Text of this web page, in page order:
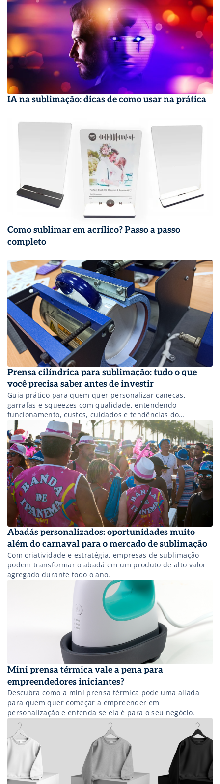
IA na sublimação: dicas de como usar na prática
Como sublimar em acrílico? Passo a passo
completo
Prensa cilíndrica para sublimação: tudo o que
você precisa saber antes de investir
Guia prático para quem quer personalizar canecas,
garrafas e squeezes com qualidade, entendendo
funcionamento, custos, cuidados e tendências do
mercado.
Abadás personalizados: oportunidades muito
além do carnaval para o mercado de sublimação
Com criatividade e estratégia, empresas de sublimação
podem transformar o abadá em um produto de alto valor
agregado durante todo o ano.
Mini prensa térmica vale a pena para
empreendedores iniciantes?
Descubra como a mini prensa térmica pode uma aliada
para quem quer começar a empreender em
personalização e entenda se ela é para o seu negócio.